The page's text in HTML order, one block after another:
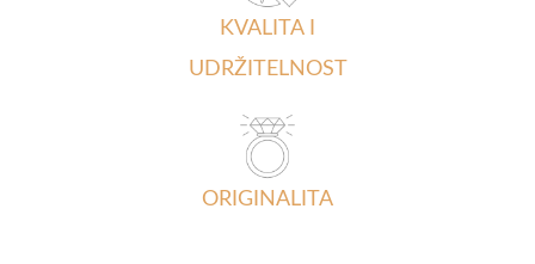
KVALITA I
UDRŽITELNOST
ORIGINALITA